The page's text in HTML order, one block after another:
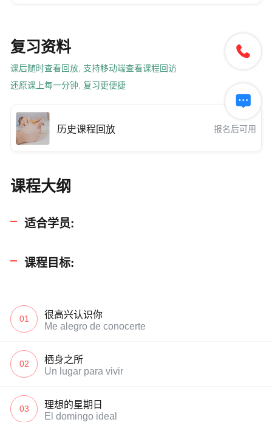
复习资料
课后随时查看回放, 支持移动端查看课程回访
还原课上每一分钟, 复习更便捷
历史课程回放 报名后可用
课程大纲
适合学员:
课程目标:
01
很高兴认识你
Me alegro de conocerte
02
栖身之所
Un lugar para vivir
03
理想的星期日
El domingo ideal

